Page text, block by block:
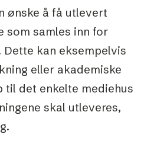
ønske å få utlevert
som samles inn for
kan eksempelvis
eller akademiske
til det enkelte mediehus
skal utleveres,